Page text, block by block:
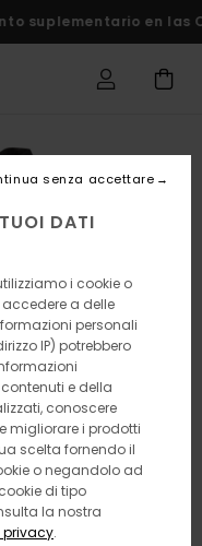
en las
DATI
i cookie o
a delle
personali
IP) potrebbero
e della
conoscere
migliorare i prodotti
scelta fornendo il
o negandolo ad
di tipo
la nostra
privacy.
senza accettare